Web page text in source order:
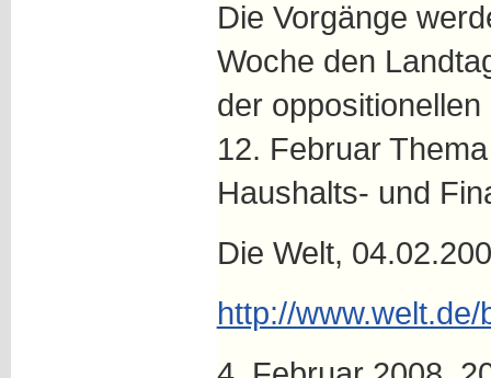
Die Vorgänge
Woche den
der
12. Februar
Haushalts- und
Die Welt,
http://